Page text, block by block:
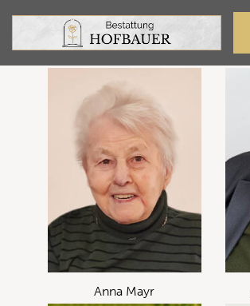
Sterbefälle
Anna Mayr